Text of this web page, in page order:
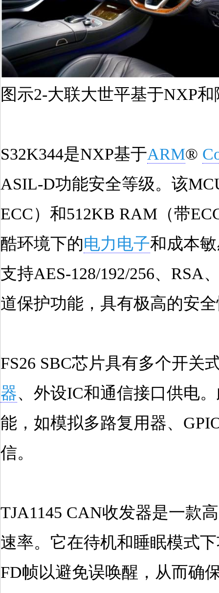
图示2-大联大世平基于NXP
S32K344是NXP基于ARM®
ASIL-D功能安全等级。该
ECC）和512KB RAM（带
酷环境下的电力电子和成本
支持AES-128/192/256、
道保护功能，具有极高的安
FS26 SBC芯片具有多个开关
器、外设IC和通信接口供电
能，如模拟多路复用器、
信。
TJA1145 CAN收发器是一款
速率。它在待机和睡眠模式
FD帧以避免误唤醒，从而确